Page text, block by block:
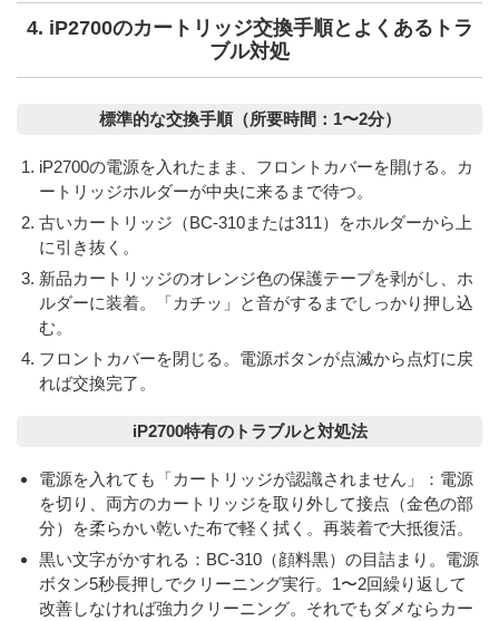
4. iP2700のカートリッジ交換手順とよくあるトラ
ブル対処
標準的な交換手順（所要時間：1〜2分）
iP2700の電源を入れたまま、フロントカバーを開ける。カ
ートリッジホルダーが中央に来るまで待つ。
古いカートリッジ（BC-310または311）をホルダーから上
に引き抜く。
新品カートリッジのオレンジ色の保護テープを剥がし、ホ
ルダーに装着。
「カチッ」と音がするまでしっかり押し込
む。
フロントカバーを閉じる。電源ボタンが点滅から点灯に戻
れば交換完了。
iP2700特有のトラブルと対処法
電源を入れても「カートリッジが認識されません」
：電源
を切り、両方のカートリッジを取り外して接点（金色の部
分）を柔らかい乾いた布で軽く拭く。再装着で大抵復活。
黒い文字がかすれる ：BC-310（顔料黒）の目詰まり。電源
ボタン5秒長押しでクリーニング実行。1〜2回繰り返して
改善しなければ強力クリーニング。それでもダメならカー